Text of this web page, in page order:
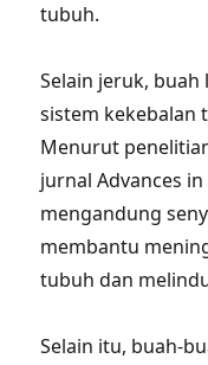
tubuh.
Selain jeruk,
sistem kekebalan
Menurut
jurnal Advances
mengandung
membantu
tubuh dan
Selain itu, buah-